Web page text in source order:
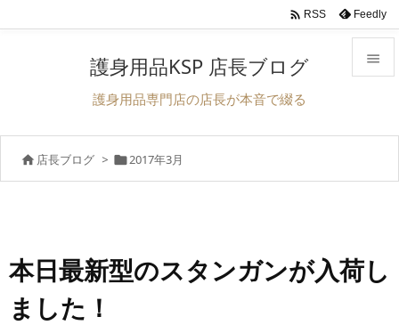


次へ

 RSS Feedly
護身用品KSP 店長ブログ
護身用品専門店の店長が本音で綴る
 店長ブログ > 2017年3月
本日最新型のスタンガンが入荷し
ました！